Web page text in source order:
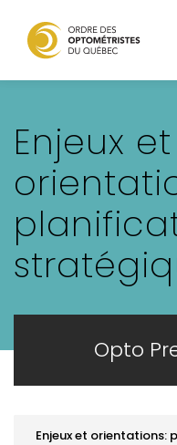
contenu
principal
Enjeux et
Opto
Enjeux et